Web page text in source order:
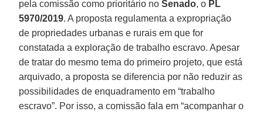
pela comissão como prioritário noSenado, o PL
5970/2019. A proposta regulamenta a expropriação
de propriedades urbanas e rurais em que for
constatada a exploração de trabalho escravo. Apesar
de tratar do mesmo tema do primeiro projeto, que está
arquivado, a proposta se diferencia por não reduzir as
possibilidades de enquadramento em “trabalho
escravo”. Por isso, a comissão fala em “acompanhar o